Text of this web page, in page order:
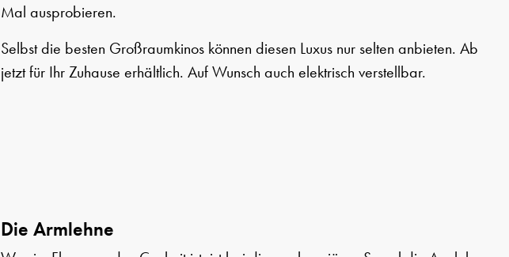
Mal ausprobieren.
Selbst die besten Großraumkinos können diesen Luxus nur selten anbieten. Ab
jetzt für Ihr Zuhause erhältlich. Auf Wunsch auch elektrisch verstellbar.
Die Armlehne